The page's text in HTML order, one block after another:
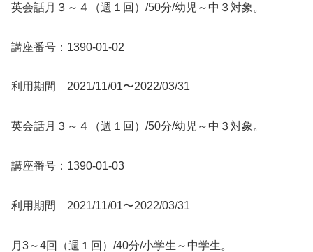
英会話月３～４（週１回）/50分/幼児～中３対象。
講座番号：1390-01-02
利用期間 2021/11/01〜2022/03/31
英会話月３～４（週１回）/50分/幼児～中３対象。
講座番号：1390-01-03
利用期間 2021/11/01〜2022/03/31
月3～4回（週１回）/40分/小学生～中学生。